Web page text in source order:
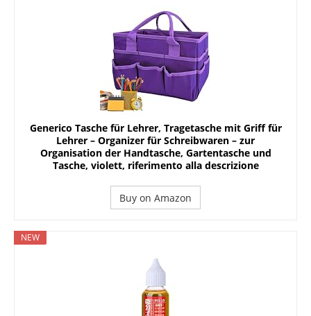
Generico Tasche für Lehrer, Tragetasche mit Griff für
Lehrer – Organizer für Schreibwaren – zur
Organisation der Handtasche, Gartentasche und
Tasche, violett, riferimento alla descrizione
Buy on Amazon
NEW